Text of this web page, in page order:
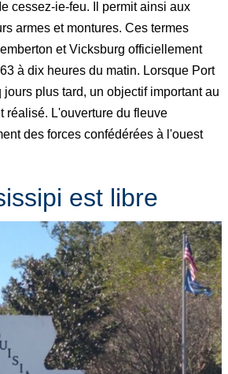
cessez-ie-feu. Il permit ainsi aux
armes et montures. Ces termes
et Vicksburg officiellement
à dix heures du matin. Lorsque Port
plus tard, un objectif important au
réalisé. L'ouverture du fleuve
des forces confédérées à l'ouest
est libre